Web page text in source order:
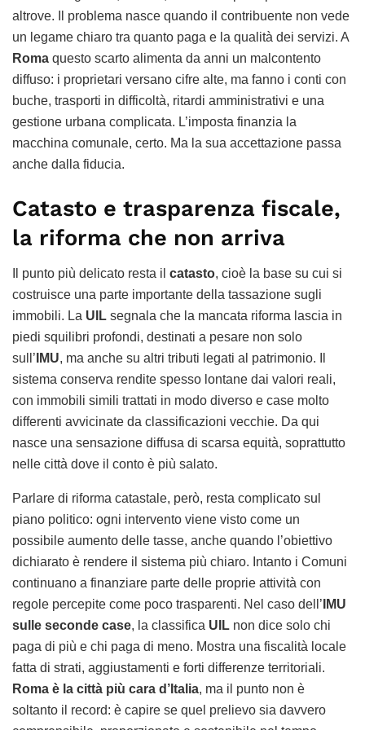
altrove. Il problema nasce quando il contribuente non vede
un legame chiaro tra quanto paga e la qualità dei servizi. A
Roma questo scarto alimenta da anni un malcontento
diffuso: i proprietari versano cifre alte, ma fanno i conti con
buche, trasporti in difficoltà, ritardi amministrativi e una
gestione urbana complicata. L’imposta finanzia la
macchina comunale, certo. Ma la sua accettazione passa
anche dalla fiducia.
Catasto e trasparenza fiscale,
la riforma che non arriva
Il punto più delicato resta il catasto, cioè la base su cui si
costruisce una parte importante della tassazione sugli
immobili. La UIL segnala che la mancata riforma lascia in
piedi squilibri profondi, destinati a pesare non solo
sull’ IMU, ma anche su altri tributi legati al patrimonio. Il
sistema conserva rendite spesso lontane dai valori reali,
con immobili simili trattati in modo diverso e case molto
differenti avvicinate da classificazioni vecchie. Da qui
nasce una sensazione diffusa di scarsa equità, soprattutto
nelle città dove il conto è più salato.
Parlare di riforma catastale, però, resta complicato sul
piano politico: ogni intervento viene visto come un
possibile aumento delle tasse, anche quando l’obiettivo
dichiarato è rendere il sistema più chiaro. Intanto i Comuni
continuano a finanziare parte delle proprie attività con
regole percepite come poco trasparenti. Nel caso dell’ IMU
sulle seconde case, la classifica UIL non dice solo chi
paga di più e chi paga di meno. Mostra una fiscalità locale
fatta di strati, aggiustamenti e forti differenze territoriali.
Roma è la città più cara d’Italia, ma il punto non è
soltanto il record: è capire se quel prelievo sia davvero